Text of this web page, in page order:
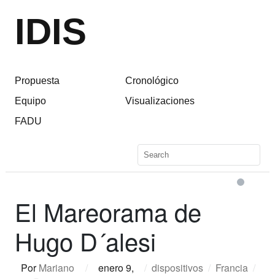
IDIS
Propuesta
Equipo
FADU
Cronológico
Visualizaciones
El Mareorama de
Hugo D´alesi
PorMariano
/
enero 9,
/ dispositivos / Francia /